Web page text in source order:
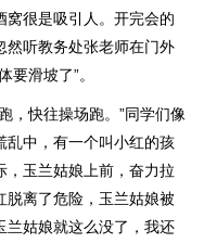
窝很是吸引人。开完会的
然听教务处张老师在门外
要滑坡了”。
，快往操场跑。”同学们像
乱中，有一个叫小红的孩
，玉兰姑娘上前，奋力拉
脱离了危险，玉兰姑娘被
兰姑娘就这么没了，我还